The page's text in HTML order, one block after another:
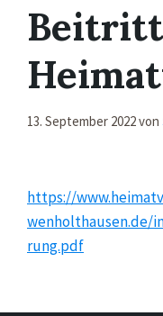
13. September 2022von
https://
rung.pdf